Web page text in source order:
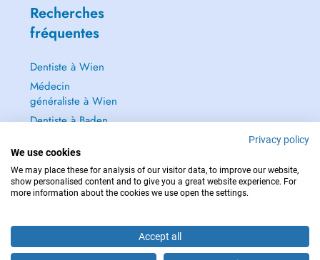
Recherches
fréquentes
Dentiste à Wien
Médecin
généraliste à Wien
Dentiste à Baden
Baden
Tout voir →
POUR LES URGENCES, CONSULTEZ : 112
Privacy policy
We use cookies
We may place these for analysis of our visitor data, to improve our website,
show personalised content and to give you a great website experience. For
more information about the cookies we use open the settings.
Accept all